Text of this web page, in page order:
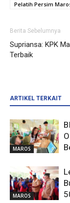
Pelatih Persim
Berita Sebelumnya
Supriansa: KPK
Terbaik
ARTIKEL TERKAIT
MAROS
MAROS